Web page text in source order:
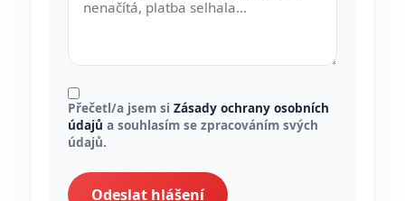
Přečetl/a jsem si Zásady ochrany osobních
údajů a souhlasím se zpracováním svých
údajů.
Odeslat hlášení